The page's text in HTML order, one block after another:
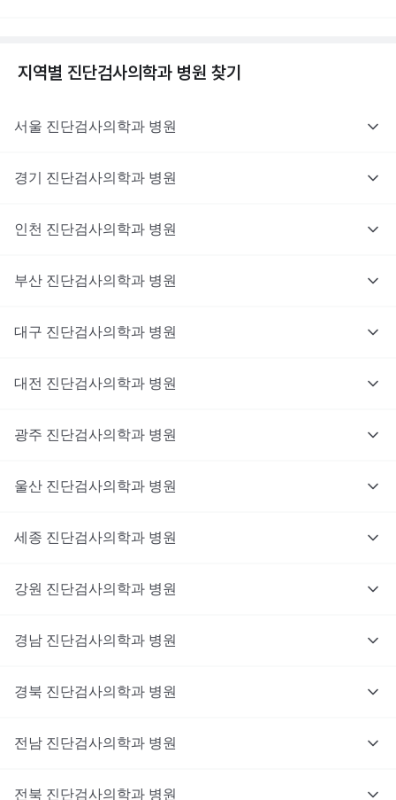
지역별 진단검사의학과 병원 찾기
서울 진단검사의학과 병원
경기 진단검사의학과 병원
인천 진단검사의학과 병원
부산 진단검사의학과 병원
대구 진단검사의학과 병원
대전 진단검사의학과 병원
광주 진단검사의학과 병원
울산 진단검사의학과 병원
세종 진단검사의학과 병원
강원 진단검사의학과 병원
경남 진단검사의학과 병원
경북 진단검사의학과 병원
전남 진단검사의학과 병원
전북 진단검사의학과 병원